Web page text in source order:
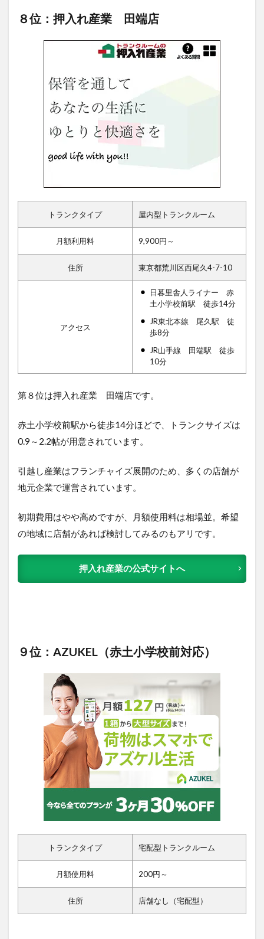
８位：押入れ産業 田端店
トランクタイプ 屋内型トランクルーム
月額利用料 9,900円～
住所 東京都荒川区西尾久4-7-10
アクセス
日暮里舎人ライナー 赤
土小学校前駅 徒歩14分
JR東北本線 尾久駅 徒
歩8分
JR山手線 田端駅 徒歩
10分
第８位は押入れ産業 田端店です。
赤土小学校前駅から徒歩14分ほどで、トランクサイズは
0.9～2.2帖が用意されています。
引越し産業はフランチャイズ展開のため、多くの店舗が
地元企業で運営されています。
初期費用はやや高めですが、月額使用料は相場並。希望
の地域に店舗があれば検討してみるのもアリです。
押入れ産業の公式サイトへ
９位：AZUKEL（赤土小学校前対応）
トランクタイプ 宅配型トランクルーム
月額使用料 200円～
住所 店舗なし（宅配型）